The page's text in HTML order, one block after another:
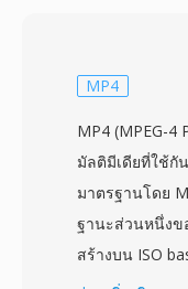
ระบุสตรีม โครง
จากสัญญาณขัด
สำหรับการส่งอ
transport
ออกแบบสำหรับสื่
มัลติเพล็กซ์หลา
MP4
MP4 (MPEG-4
มัลติมีเดียที่ใช้กั
มาตรฐานโดย
ฐานะส่วนหนึ่งข
สร้างบน ISO